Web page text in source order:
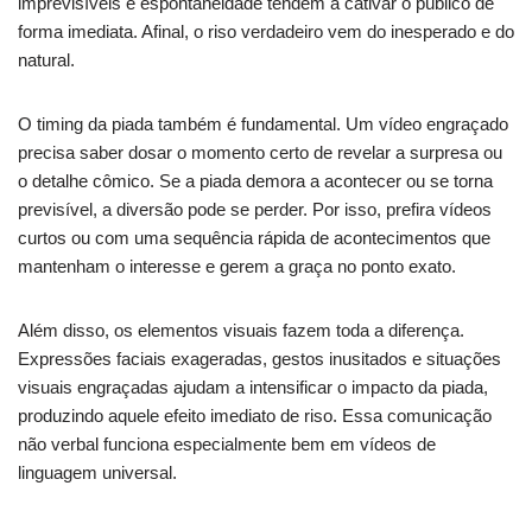
forma imediata. Afinal, o riso verdadeiro vem do inesperado e do
natural.
O timing da piada também é fundamental. Um vídeo engraçado
precisa saber dosar o momento certo de revelar a surpresa ou
o detalhe cômico. Se a piada demora a acontecer ou se torna
previsível, a diversão pode se perder. Por isso, prefira vídeos
curtos ou com uma sequência rápida de acontecimentos que
mantenham o interesse e gerem a graça no ponto exato.
Além disso, os elementos visuais fazem toda a diferença.
Expressões faciais exageradas, gestos inusitados e situações
visuais engraçadas ajudam a intensificar o impacto da piada,
produzindo aquele efeito imediato de riso. Essa comunicação
não verbal funciona especialmente bem em vídeos de
linguagem universal.